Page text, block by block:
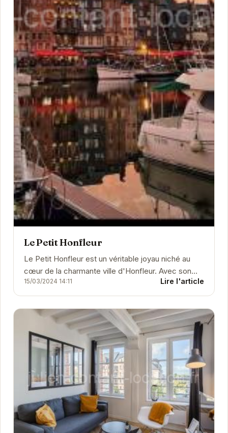
Le Petit Honfleur
Le Petit Honfleur est un véritable joyau niché au
cœur de la charmante ville d'Honfleur. Avec son
emplacement idéal et son atmosphère...
15/03/2024 14:11 Lire l'article